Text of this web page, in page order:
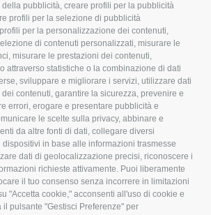
della pubblicità, creare profili per la pubblicità
profili per la selezione di pubblicità
per la personalizzazione dei contenuti,
di contenuti personalizzati, misurare le
misurare le prestazioni dei contenuti,
attraverso statistiche o la combinazione di dati
sviluppare e migliorare i servizi, utilizzare dati
contenuti, garantire la sicurezza, prevenire e
errori, erogare e presentare pubblicità e
le scelte sulla privacy, abbinare e
da altre fonti di dati, collegare diversi
in base alle informazioni trasmesse
dati di geolocalizzazione precisi, riconoscere i
richieste attivamente. Puoi liberamente
il tuo consenso senza incorrere in limitazioni
"Accetta cookie," acconsenti all'uso di cookie e
pulsante "Gestisci Preferenze" per
e
Fiscale
Lavoro
Ambiente
Associazione
CONFAGRICOLTURA
ATTIVA
Notizie in evidenza
Eventi
Comunicati Stampa